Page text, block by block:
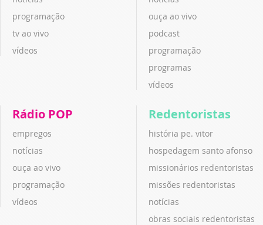
programação
tv ao vivo
vídeos
ouça ao vivo
podcast
programação
programas
vídeos
Rádio POP
empregos
notícias
ouça ao vivo
programação
vídeos
Redentoristas
história pe. vitor
hospedagem santo afonso
missionários redentoristas
missões redentoristas
notícias
obras sociais redentoristas